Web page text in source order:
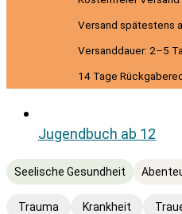
Versand spätestens
Versanddauer: 2–5
14 Tage
Jugendbuch ab 12
Seelische Gesundheit
Trauma Krankheit